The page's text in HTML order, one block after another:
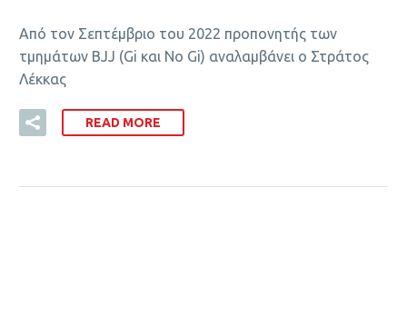
Από τον Σεπτέμβριο του 2022 προπονητής των
τμημάτων BJJ (Gi και Νο Gi) αναλαμβάνει ο Στράτος
Λέκκας
READ MORE